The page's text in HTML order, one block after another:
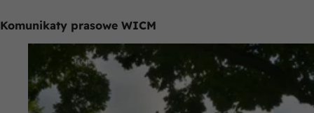
Komunikaty prasowe WICM